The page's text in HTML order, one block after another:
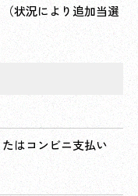
状況により追加当選
はコンビニ支払い